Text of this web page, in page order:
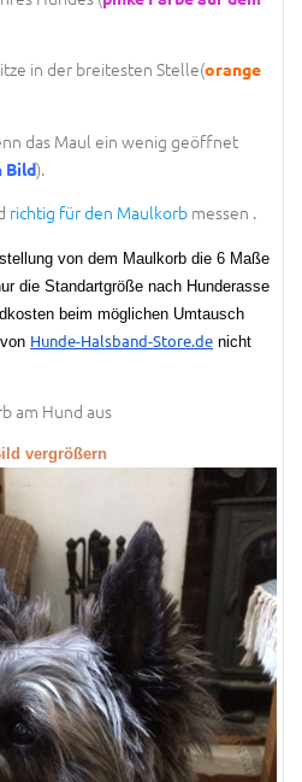
in der breitesten Stelle(orange
das Maul ein wenig geöffnet
Bild).
richtig für den Maulkorb messen .
von dem Maulkorb die 6 Maße
die Standartgröße nach Hunderasse
beim möglichen Umtausch
Hunde-Halsband-Store.de nicht
am Hund aus
vergrößern